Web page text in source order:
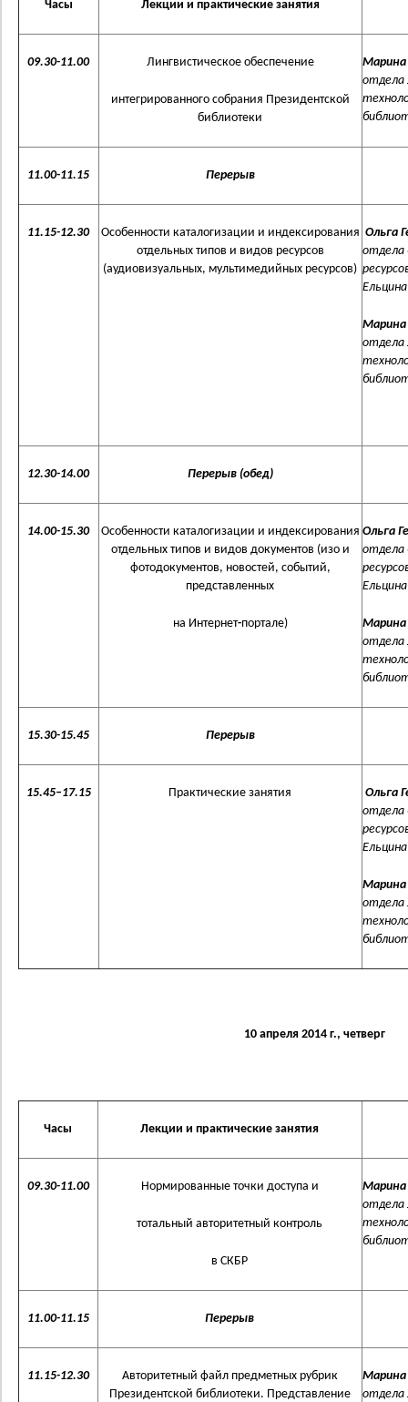
Часы Лекции и практические занятия
09.30-11.00 Лингвистическое обеспечение
интегрированного собрания Президентской
библиотеки
Марина
отдела
11.00-11.15 Перерыв
11.15-12.30
Особенности каталогизации и индексирования
отдельных типов и видов ресурсов
(аудиовизуальных, мультимедийных ресурсов)
Ольга
отдела
Марина
отдела
12.30-14.00 Перерыв (обед)
14.00-15.30
Особенности каталогизации и индексирования
отдельных типов и видов документов (изо и
фотодокументов, новостей, событий,
представленных
на Интернет-портале)
Ольга
отдела
Марина
отдела
15.30-15.45 Перерыв
15.45–17.15 Практические занятия
Ольга
отдела
Марина
отдела
10 апреля 2014 г., четверг
Часы Лекции и практические занятия
09.30-11.00 Нормированные точки доступа и
тотальный авторитетный контроль
в СКБР
Марина
отдела
11.00-11.15 Перерыв
11.15-12.30
Авторитетный файл предметных рубрик
Президентской библиотеки. Представление
Марина
отдела